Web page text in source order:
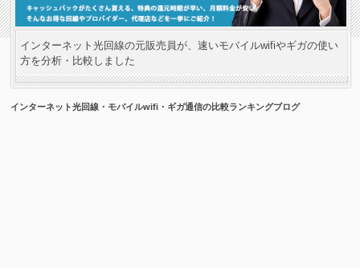
インターネット光回線の元販売員が、速いモバイルwifiやギガの使い
方を分析・比較しました
インターネット光回線・モバイルwifi・ギガ通信の比較ランキングブログ